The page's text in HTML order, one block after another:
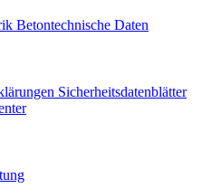
Betontechnische Daten
Sicherheitsdatenblätter